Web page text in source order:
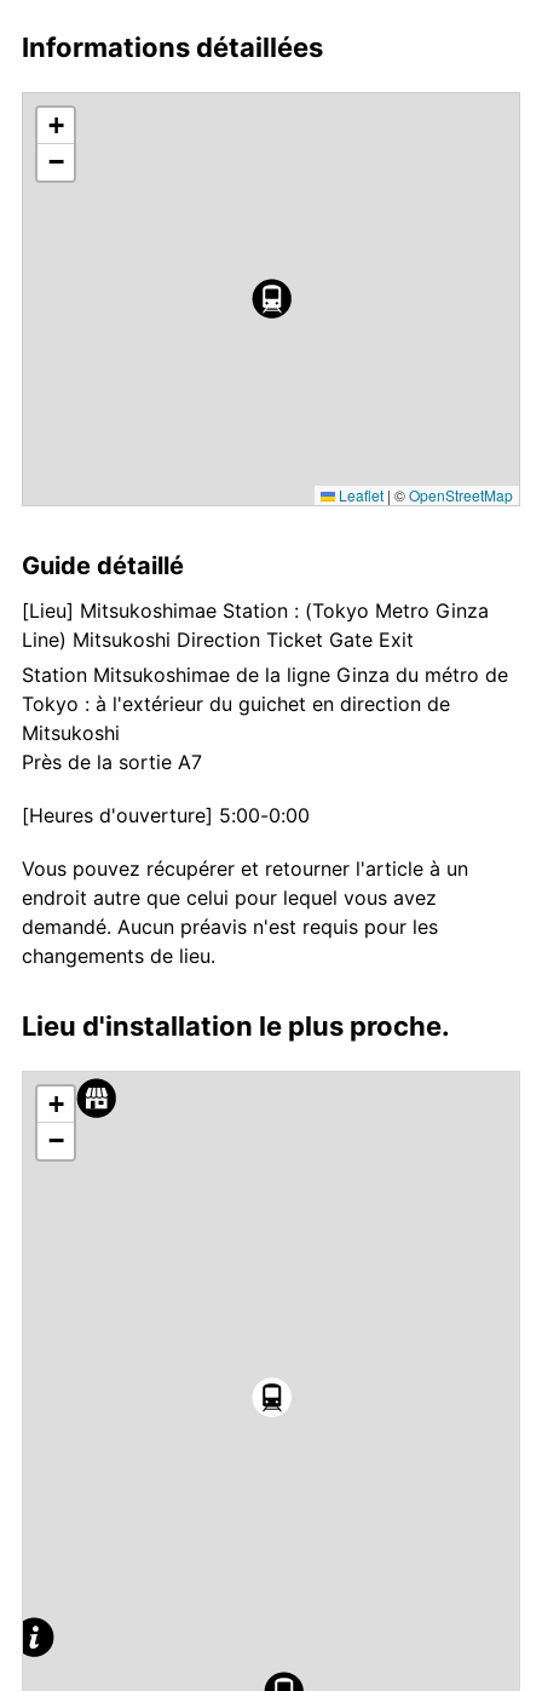
Informations détaillées
+
−
Leaflet | ©OpenStreetMap
Guide détaillé
[Lieu] Mitsukoshimae Station : (Tokyo Metro Ginza
Line) Mitsukoshi Direction Ticket Gate Exit
Station Mitsukoshimae de la ligne Ginza du métro de
Tokyo : à l'extérieur du guichet en direction de
Mitsukoshi
Près de la sortie A7
[Heures d'ouverture] 5:00-0:00
Vous pouvez récupérer et retourner l'article à un
endroit autre que celui pour lequel vous avez
demandé. Aucun préavis n'est requis pour les
changements de lieu.
Lieu d'installation le plus proche.
+
−